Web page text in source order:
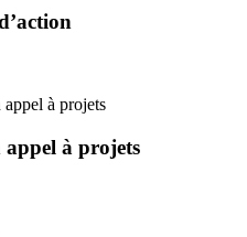
à projets
appel à projets